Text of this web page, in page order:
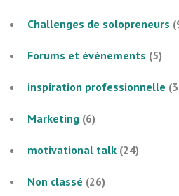
Challenges de solopreneurs
Forums et évènements (5)
inspiration professionnelle
Marketing (6)
motivational talk (24)
Non classé (26)